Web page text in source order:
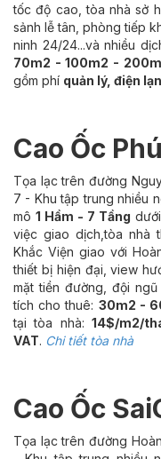
tốc độ cao, tòa nhà sở
sảnh lễ tân, phòng tiếp
ninh 24/24...và nhiều
70m2 - 100m2 -
gồm phí quản lý, điện
Cao Ốc
Tọa lạc trên đường
7 - Khu tập trung nhiều
mô1 Hầm - 7 Tầng
việc giao dịch,tòa nhà
Khắc Viện giao với
thiết bị hiện đại, view
mặt tiền đường, đội
tích cho thuê: 30m2 -
tại tòa nhà:14$/m2/
VAT. Chi tiết tòa nhà
Cao Ốc
Tọa lạc trên đường